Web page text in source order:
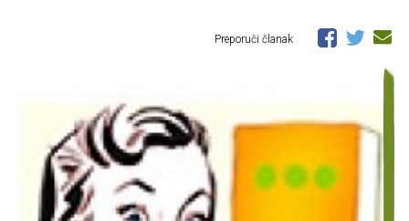
Preporuči članak